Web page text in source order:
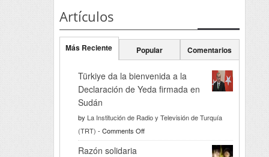
Artículos
Más Reciente Popular Comentarios
Türkiye da la bienvenida a la
Declaración de Yeda firmada en
Sudán
by La Institución de Radio y Televisión de Turquía
(TRT) - Comments Offon
Türkiye
Razón solidaria